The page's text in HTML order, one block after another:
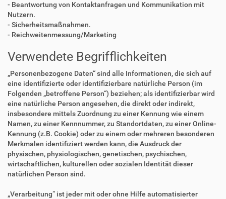
- Beantwortung von Kontaktanfragen und Kommunikation mit
Nutzern.
- Sicherheitsmaßnahmen.
- Reichweitenmessung/Marketing
Verwendete Begrifflichkeiten
„Personenbezogene Daten“ sind alle Informationen, die sich auf
eine identifizierte oder identifizierbare natürliche Person (im
Folgenden „betroffene Person“) beziehen; als identifizierbar wird
eine natürliche Person angesehen, die direkt oder indirekt,
insbesondere mittels Zuordnung zu einer Kennung wie einem
Namen, zu einer Kennnummer, zu Standortdaten, zu einer Online-
Kennung (z.B. Cookie) oder zu einem oder mehreren besonderen
Merkmalen identifiziert werden kann, die Ausdruck der
physischen, physiologischen, genetischen, psychischen,
wirtschaftlichen, kulturellen oder sozialen Identität dieser
natürlichen Person sind.
„Verarbeitung“ ist jeder mit oder ohne Hilfe automatisierter